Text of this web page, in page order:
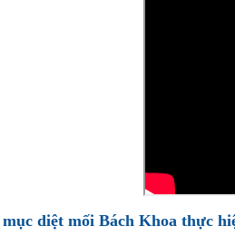
diệt mối Bách Khoa thực